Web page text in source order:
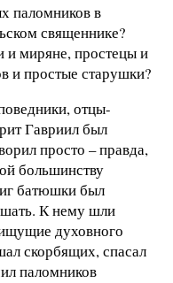
паломников в
священнике?
миряне, простецы и
и простые старушки?
отцы-
Гавриил был
просто – правда,
большинству
батюшки был
К нему шли
духовного
скорбящих, спасал
паломников